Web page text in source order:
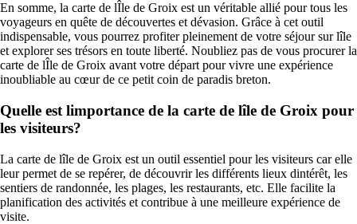
En somme, la carte de lÎle de Groix est un véritable allié pour tous les
voyageurs en quête de découvertes et dévasion. Grâce à cet outil
indispensable, vous pourrez profiter pleinement de votre séjour sur lîle
et explorer ses trésors en toute liberté. Noubliez pas de vous procurer la
carte de lÎle de Groix avant votre départ pour vivre une expérience
inoubliable au cœur de ce petit coin de paradis breton.
Quelle est limportance de la carte de lîle de Groix pour
les visiteurs?
La carte de lîle de Groix est un outil essentiel pour les visiteurs car elle
leur permet de se repérer, de découvrir les différents lieux dintérêt, les
sentiers de randonnée, les plages, les restaurants, etc. Elle facilite la
planification des activités et contribue à une meilleure expérience de
visite.